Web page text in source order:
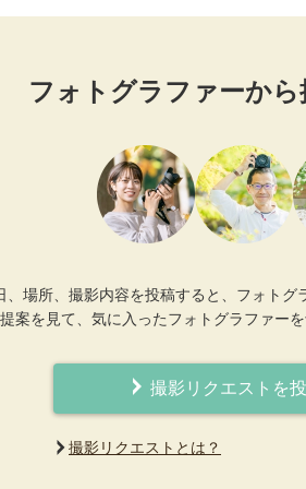
フォトグラファーから
、場所、撮影内容を投稿すると、フォトグ
提案を見て、気に入ったフォトグラファー
撮影リクエストを
撮影リクエストとは？